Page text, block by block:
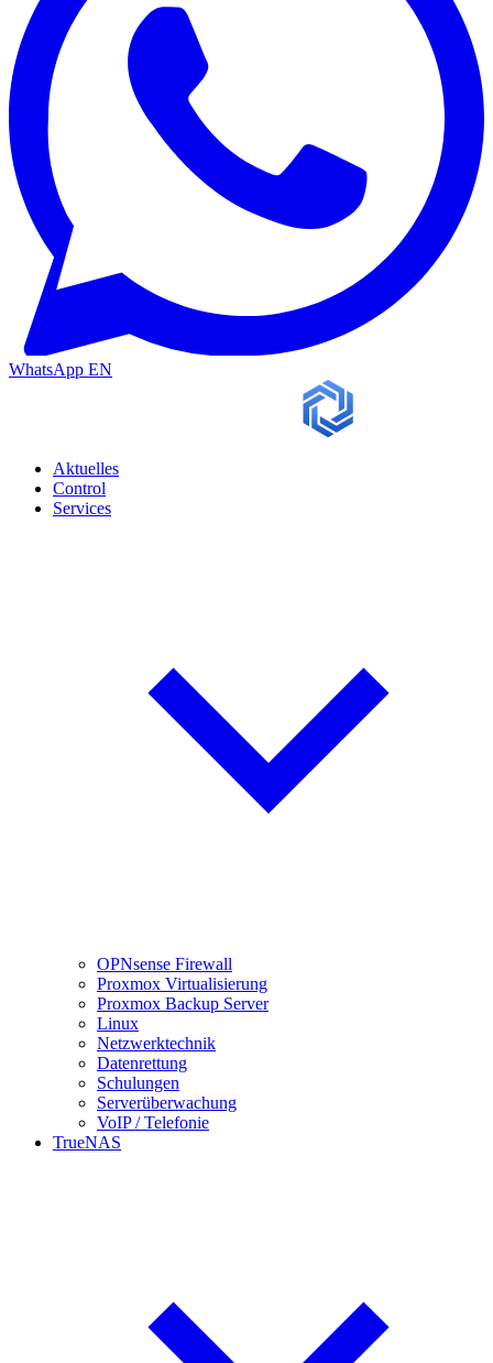
WhatsApp EN
Aktuelles
Control
Services
OPNsense Firewall
Proxmox Virtualisierung
Proxmox Backup Server
Linux
Netzwerktechnik
Datenrettung
Schulungen
Serverüberwachung
VoIP / Telefonie
TrueNAS